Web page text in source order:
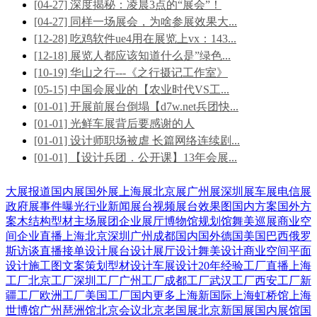
[04-27] 深度揭秘：凌晨3点的“展会”！
[04-27] 同样一场展会，为啥参展效果大...
[12-28] 吃鸡软件ue4用在展览上vx：143...
[12-18] 展览人都应该知道什么是”绿色...
[10-19] 华山之行---《之行摄记工作室》
[05-15] 中国会展业的【农业时代VS工...
[01-01] 开展前展台倒塌【d7w.net兵团快...
[01-01] 光鲜车展背后要感谢的人
[01-01] 设计师职场被虐 长篇网络连续剧...
[01-01] 【设计兵团．公开课】13年会展...
大展报道国内展国外展 上海展北京展广州展深圳展车展电信展
政府展事件曝光行业新闻 展台视频展台效果图 国内方案国外方
案木结构型材主场展团企业展厅博物馆规划馆舞美巡展商业空
间企业直播 上海北京深圳 广州 成都国内国外德国美国 巴西俄罗
斯访谈直播接单设计展台设计展厅设计舞美设计商业空间平面
设计施工图文案策划 型材设计车展设计20年经验工厂直播 上海
工厂北京工厂深圳工厂广州工厂成都工厂武汉工厂西安工厂新
疆工厂欧洲工厂美国工厂国内更多 上海新国际 上海虹桥馆 上海
世博馆广州琶洲馆北京会议北京老国展北京新国展国内展馆国